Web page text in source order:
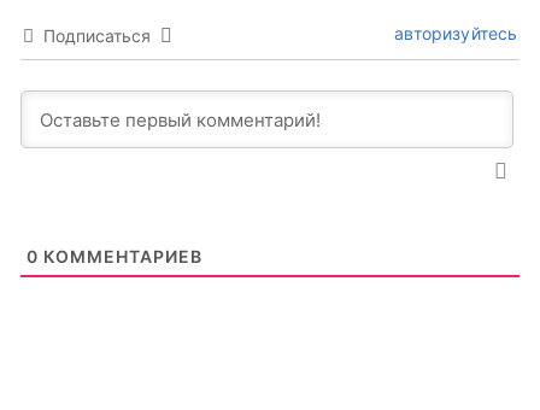
Подписаться авторизуйтесь
0 КОММЕНТАРИЕВ